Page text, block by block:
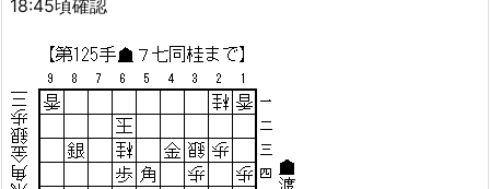
18:45頃確認